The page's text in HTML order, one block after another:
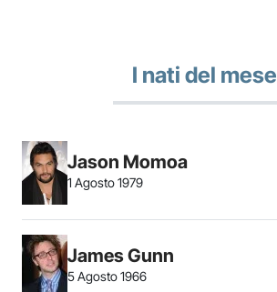
I nati del mese
Jason Momoa
1 Agosto 1979
James Gunn
5 Agosto 1966